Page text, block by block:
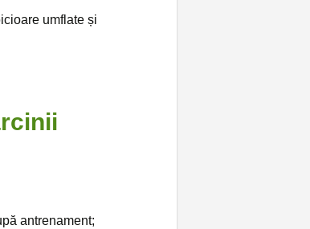
umflate și
antrenament;